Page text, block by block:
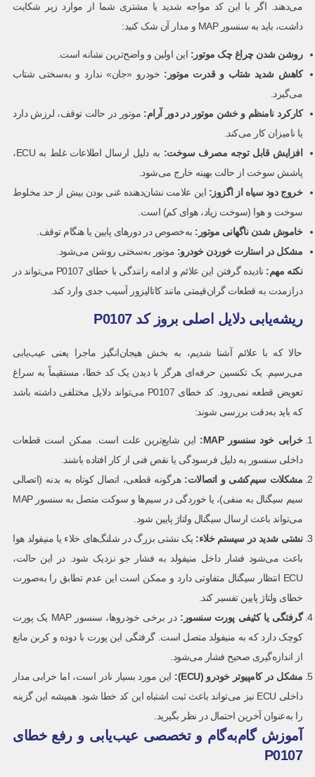
می‌دهند. اگر با این کد مواجه شدید یا مشتری شما از موارد زیر شکایت
داشت، باید به سنسور MAP و مدار آن شک کنید:
روشن شدن چراغ چک موتور : این اولین و واضح‌ترین نشانه است.
کاهش شدید شتاب و قدرت موتور: خودرو «جان» ندارد و به‌سختی شتاب
می‌گیرد.
کارکرد نامنظم و خشن موتور در دور آرام: موتور در حالت توقف، لرزش دارد
یا نامیزان کار می‌کند.
افزایش قابل توجه مصرف سوخت:
به دلیل ارسال اطلاعات غلط به ECU،
پاشش سوخت از حالت بهینه خارج می‌شود.
خروج دود سیاه از اگزوز: این علامت نشان‌دهنده غنی بودن بیش از حد مخلوط
سوخت و هوا (سوخت زیاد، هوای کم) است.
خاموش شدن ناگهانی موتور: به‌خصوص در دورهای پایین یا هنگام توقف.
مشکل در استارت خوردن خودرو: موتور به‌سختی روشن می‌شود.
نکته مهم:
نادیده گرفتن این علائم و ادامه رانندگی با خطای P0107 می‌تواند در
درازمدت به قطعات گران‌قیمتی مانند کاتالیزور آسیب جدی وارد کند.
ریشه‌یابی دلایل اصلی بروز کد P0107
حالا که با علائم آشنا شدیم، به بخش هیجان‌انگیز ماجرا یعنی عیب‌یابی
می‌رسیم. یک تکنسین حرفه‌ای هرگز با دیدن یک کد خطا، مستقیماً به سراغ
تعویض قطعه نمی‌رود. کد خطای P0107 می‌تواند دلایل مختلفی داشته باشد
که باید به‌دقت بررسی شوند:
خرابی خود سنسورMAP
: این شایع‌ترین علت است. ممکن است قطعات
داخلی سنسور به دلیل فرسودگی یا نقص فنی از کار افتاده باشند.
مشکلات سیم‌کشی و اتصالات: هرگونه قطعی، اتصال کوتاه به بدنه (اتصالی
سیم سیگنال به منفی)، یا خوردگی در سیم‌ها و سوکت متصل به سنسور MAP
می‌تواند باعث ارسال سیگنال ولتاژ پایین شود.
نشتی شدید در سیستم خلاء: یک نشتی بزرگ در شلنگ‌های خلاء یا منیفولد هوا
باعث می‌شود فشار داخل منیفولد به فشار جو نزدیک شود. در این حالت،
ECU انتظار سیگنال متفاوتی دارد و ممکن است این عدم تطابق را به‌صورت
خطای ولتاژ پایین تفسیر کند.
گرفتگی یا کثیفی پورت سنسور:
در برخی خودروها، سنسور MAP یک پورت
کوچک دارد که به منیفولد متصل است. گرفتگی این پورت با دوده و کربن مانع
از اندازه‌گیری صحیح فشار می‌شود.
مشکل در کامپیوتر خودرو (ECU
): این مورد بسیار نادر است، اما خرابی مدار
داخلی ECU نیز می‌تواند باعث ثبت اشتباه این کد خطا شود. همیشه این گزینه
را به‌عنوان آخرین احتمال در نظر بگیرید.
آموزش گام‌به‌گام و تخصصی عیب‌یابی و رفع خطای
P0107